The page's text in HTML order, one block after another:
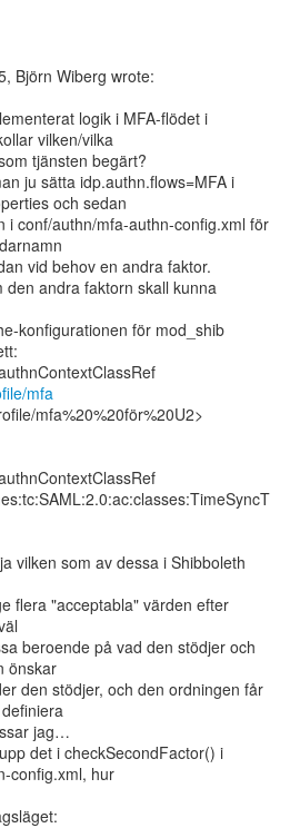
Björn Wiberg wrote:
logik i MFA-flödet i
vilken/vilka
tjänsten begärt?
ju sätta idp.authn.flows=MFA i
och sedan
i conf/authn/mfa-authn-config.xml för
vid behov en andra faktor.
den andra faktorn skall kunna
konfigurationen för mod_shib
mfa
mfa%20%20för%20U2>
vilken som av dessa i Shibboleth
flera "acceptabla" värden efter
beroende på vad den stödjer och
önskar
den stödjer, och den ordningen får
jag…
det i checkSecondFactor() i
config.xml, hur